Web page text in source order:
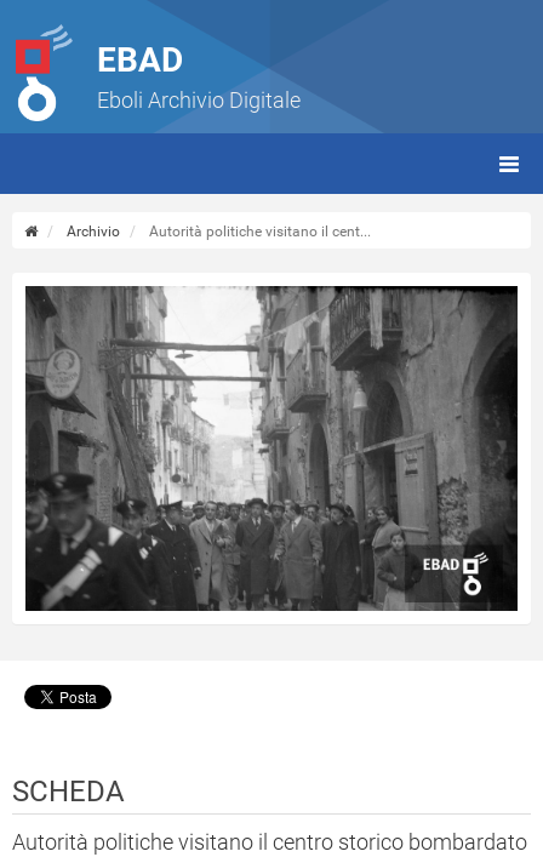
EBAD
Eboli Archivio Digitale
Archivio Autorità politiche visitano il cent...
SCHEDA
Autorità politiche visitano il centro storico bombardato